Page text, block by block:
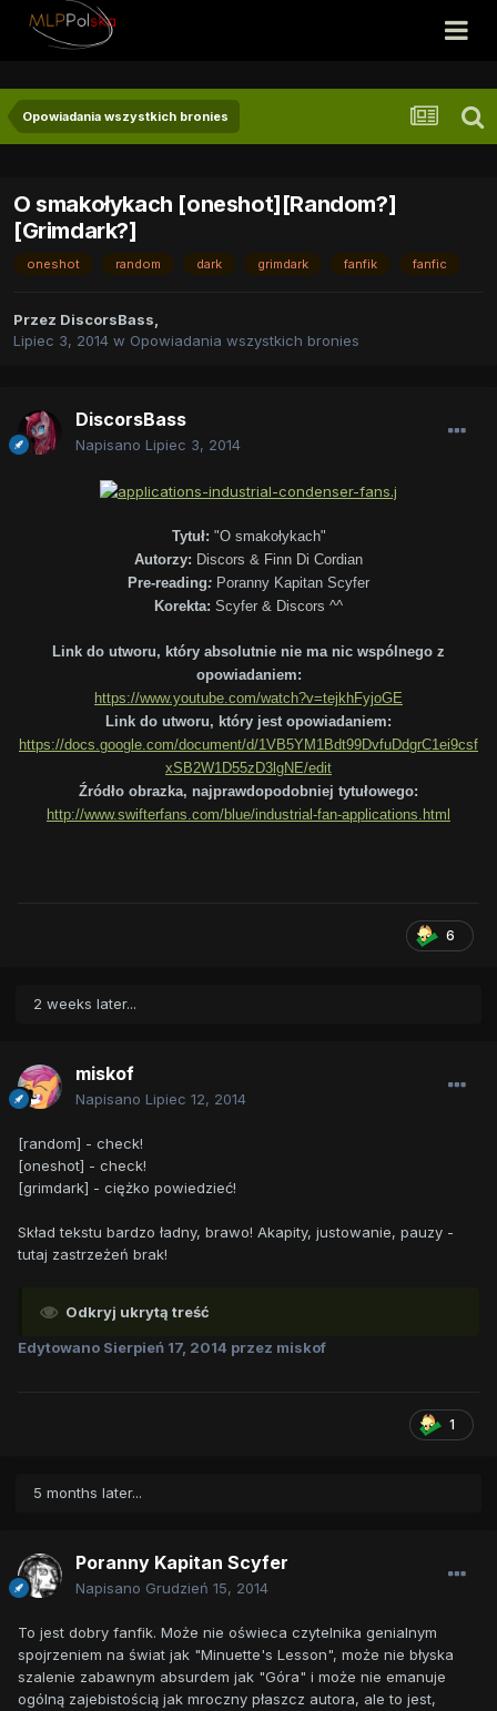
Opowiadania wszystkich bronies
O smakołykach [oneshot][Random?]
[Grimdark?]
oneshot random dark grimdark fanfik fanfic
Przez DiscorsBass,
Lipiec 3, 2014 w Opowiadania wszystkich bronies
DiscorsBass
Napisano Lipiec 3, 2014
Tytuł: "O smakołykach"
Autorzy: Discors & Finn Di Cordian
Pre-reading: Poranny Kapitan Scyfer
Korekta: Scyfer & Discors ^^
Link do utworu, który absolutnie nie ma nic wspólnego z
opowiadaniem:
https://www.youtube.com/watch?v=tejkhFyjoGE
Link do utworu, który jest opowiadaniem:
https://docs.google.com/document/d/1VB5YM1Bdt99DvfuDdgrC1ei9csf
xSB2W1D55zD3lgNE/edit
Źródło obrazka, najprawdopodobniej tytułowego:
http://www.swifterfans.com/blue/industrial-fan-applications.html
6
2 weeks later...
miskof
Napisano Lipiec 12, 2014
[random] - check!
[oneshot] - check!
[grimdark] - ciężko powiedzieć!
Skład tekstu bardzo ładny, brawo! Akapity, justowanie, pauzy -
tutaj zastrzeżeń brak!
Odkryj ukrytą treść
Edytowano Sierpień 17, 2014 przez miskof
1
5 months later...
Poranny Kapitan Scyfer
Napisano Grudzień 15, 2014
To jest dobry fanfik. Może nie oświeca czytelnika genialnym
spojrzeniem na świat jak "Minuette's Lesson", może nie błyska
szalenie zabawnym absurdem jak "Góra" i może nie emanuje
ogólną zajebistością jak mroczny płaszcz autora, ale to jest,